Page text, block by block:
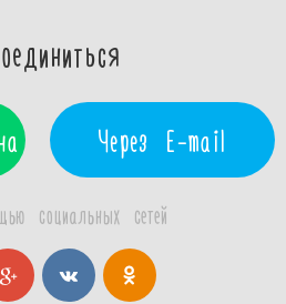
Через E-mail
социальных сетей